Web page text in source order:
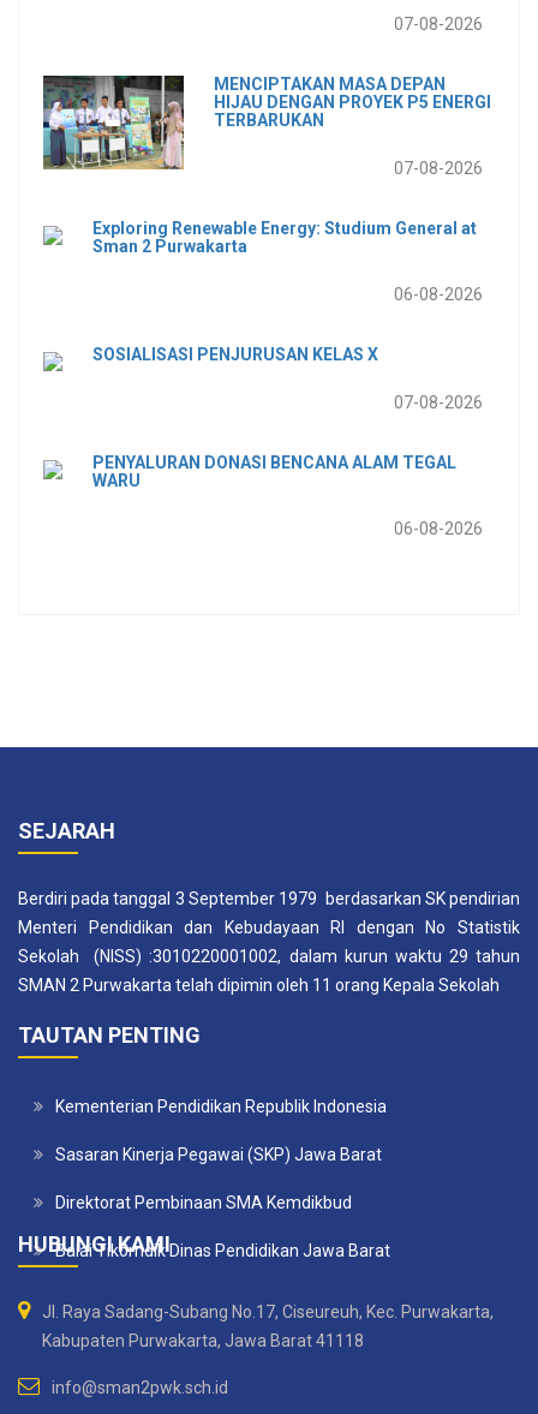
07-08-2026
MENCIPTAKAN MASA DEPAN
HIJAU DENGAN PROYEK P5 ENERGI
TERBARUKAN
07-08-2026
Exploring Renewable Energy: Studium General at
Sman 2 Purwakarta
06-08-2026
SOSIALISASI PENJURUSAN KELAS X
07-08-2026
PENYALURAN DONASI BENCANA ALAM TEGAL
WARU
06-08-2026
SEJARAH
Berdiri pada tanggal 3 September 1979 berdasarkan SK pendirian
Menteri Pendidikan dan Kebudayaan RI dengan No Statistik
Sekolah (NISS) :3010220001002, dalam kurun waktu 29 tahun
SMAN 2 Purwakarta telah dipimin oleh 11 orang Kepala Sekolah
TAUTAN PENTING
Kementerian Pendidikan Republik Indonesia
Sasaran Kinerja Pegawai (SKP) Jawa Barat
Direktorat Pembinaan SMA Kemdikbud
Balai Tikomdik Dinas Pendidikan Jawa Barat
HUBUNGI KAMI
Jl. Raya Sadang-Subang No.17, Ciseureuh, Kec. Purwakarta,
Kabupaten Purwakarta, Jawa Barat 41118
info@sman2pwk.sch.id